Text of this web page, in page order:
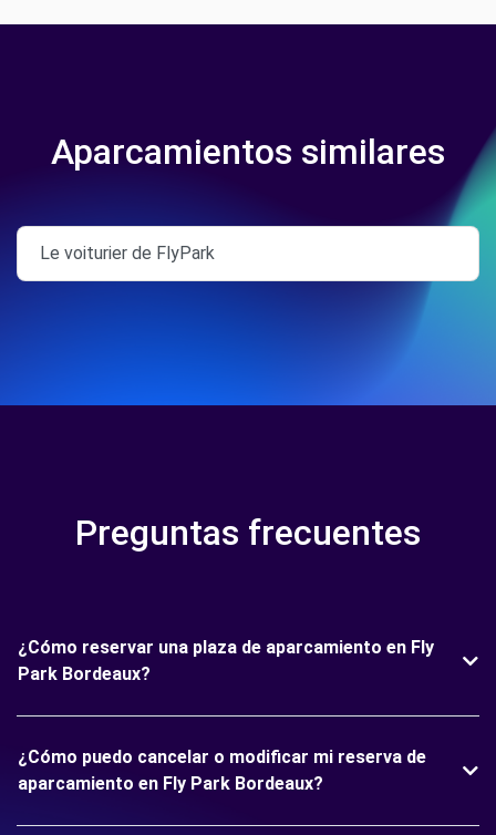
Aparcamientos similares
Le voiturier de FlyPark
Preguntas frecuentes
¿Cómo reservar una plaza de aparcamiento en Fly
Park Bordeaux?
¿Cómo puedo cancelar o modificar mi reserva de
aparcamiento en Fly Park Bordeaux?